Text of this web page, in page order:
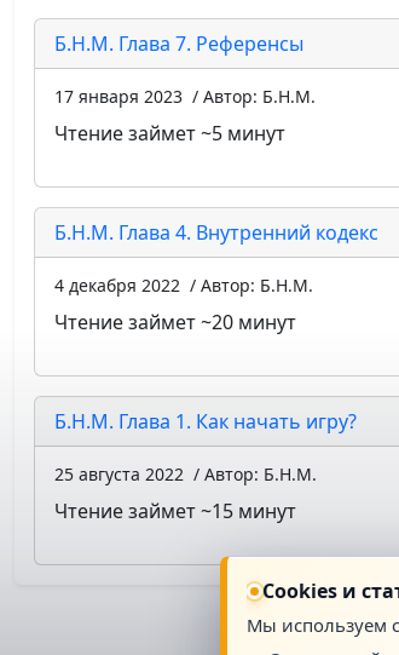
Б.Н.М. Глава 7. Референсы
17 января 2023 / Автор: Б.Н.М.
Чтение займет ~5 минут
Б.Н.М. Глава 4. Внутренний кодекс
4 декабря 2022 / Автор: Б.Н.М.
Чтение займет ~20 минут
Б.Н.М. Глава 1. Как начать игру?
25 августа 2022 / Автор: Б.Н.М.
Чтение займет ~15 минут
Cookies и
Мы используем